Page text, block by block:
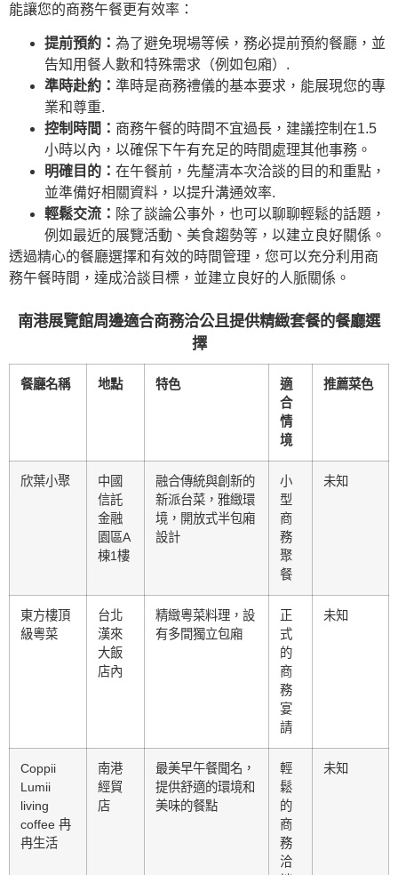
能讓您的商務午餐更有效率：
提前預約： 為了避免現場等候，務必提前預約餐廳，並
告知用餐人數和特殊需求（例如包廂）.
準時赴約： 準時是商務禮儀的基本要求，能展現您的專
業和尊重.
控制時間： 商務午餐的時間不宜過長，建議控制在1.5
小時以內，以確保下午有充足的時間處理其他事務。
明確目的： 在午餐前，先釐清本次洽談的目的和重點，
並準備好相關資料，以提升溝通效率.
輕鬆交流： 除了談論公事外，也可以聊聊輕鬆的話題，
例如最近的展覽活動、美食趨勢等，以建立良好關係。
透過精心的餐廳選擇和有效的時間管理，您可以充分利用商
務午餐時間，達成洽談目標，並建立良好的人脈關係。
南港展覽館周邊適合商務洽公且提供精緻套餐的餐廳選
擇
餐廳名稱 地點 特色
適
合
情
境
推薦菜色
欣葉小聚
中國
信託
金融
園區A
棟1樓
融合傳統與創新的
新派台菜，雅緻環
境，開放式半包廂
設計
小
型
商
務
聚
餐
未知
東方樓頂
級粵菜
台北
漢來
大飯
店內
精緻粵菜料理，設
有多間獨立包廂
正
式
的
商
務
宴
請
未知
Coppii
Lumii
living
coffee 冉
冉生活
南港
經貿
店
最美早午餐聞名，
提供舒適的環境和
美味的餐點
輕
鬆
的
商
務
洽
未知